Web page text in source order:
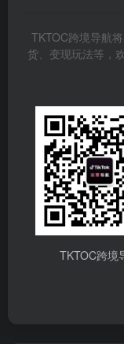
TKTOC跨境导航
货、变现玩法等，
TKTOC跨境